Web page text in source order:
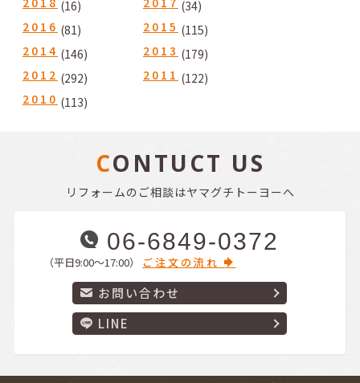
(16)
(34)
2016(81) 2015(115)
2014(146) 2013(179)
2012(292) 2011(122)
2010(113)
CONTUCT US
リフォームのご相談はヤマグチトーヨーへ
06-6849-0372
（平日9:00〜17:00） ご注文の流れ
お問い合わせ
LINE